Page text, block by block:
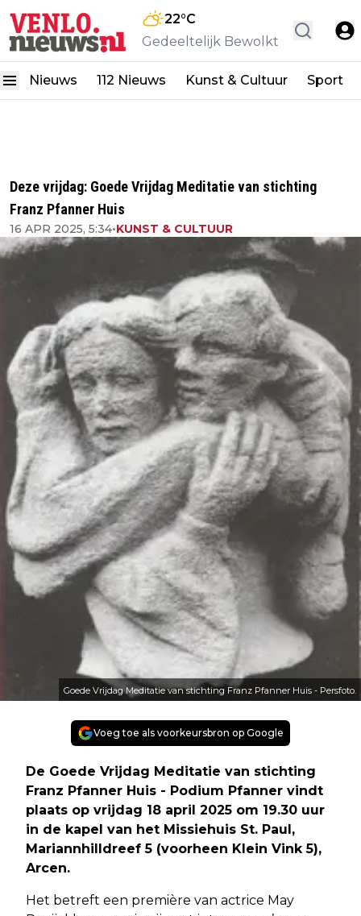
22°C
Gedeeltelijk Bewolkt
Nieuws 112 Nieuws Kunst & Cultuur Sport
Deze vrijdag: Goede Vrijdag Meditatie van stichting
Franz Pfanner Huis
16 APR 2025, 5:34•KUNST & CULTUUR
Goede Vrijdag Meditatie van stichting Franz Pfanner Huis - Persfoto.
Voeg toe als voorkeursbron op Google
De Goede Vrijdag Meditatie van stichting
Franz Pfanner Huis - Podium Pfanner vindt
plaats op vrijdag 18 april 2025 om 19.30 uur
in de kapel van het Missiehuis St. Paul,
Mariannhilldreef 5 (voorheen Klein Vink 5),
Arcen.
Het betreft een première van actrice May